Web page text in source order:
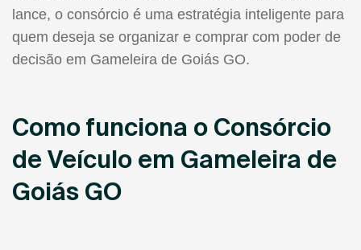
lance, o consórcio é uma estratégia inteligente para
quem deseja se organizar e comprar com poder de
decisão em Gameleira de Goiás GO.
Como funciona o Consórcio
de Veículo em Gameleira de
Goiás GO